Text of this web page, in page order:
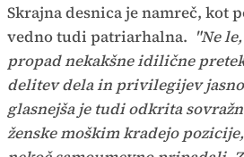
Skrajna desnica je namreč, kot
vedno tudi patriarhalna. "Ne
propad nekakšne idilične
delitev dela in privilegijev jasno
glasnejša je tudi odkrita
ženske moškim kradejo